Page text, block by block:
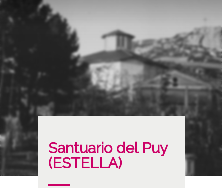
Santuario del Puy
(ESTELLA)